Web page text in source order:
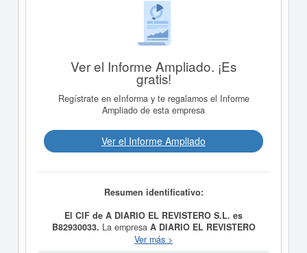
Ver el Informe Ampliado. ¡Es
gratis!
Regístrate en eInforma y te regalamos el Informe
Ampliado de esta empresa
Ver el Informe Ampliado
Resumen identificativo:
El CIF de A DIARIO EL REVISTERO S.L. es
B82930033. La empresa A DIARIO EL REVISTERO
tiene como objetivo VENTA DE PERIODICOS Y
REVISTAS. VENTA AL POR MENOR DE GOLOSINAS,
Ver más >